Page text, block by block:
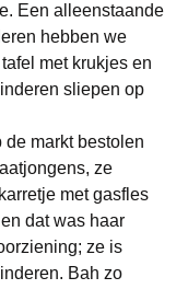
Een alleenstaande
hebben we
met krukjes en
sliepen op
de markt bestolen
ze
met gasfles
dat was haar
ze is
Bah zo